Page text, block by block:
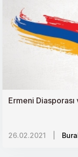
Türkiyede Tarım
Afrikada Yeni
Çok Denklemli
Ermeni
26.02.2021